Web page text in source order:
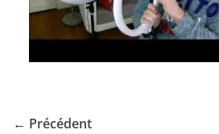
← Précédent